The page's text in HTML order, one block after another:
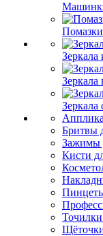
Зеркала
Зеркала
Бритвы
Зажимы
Кисти